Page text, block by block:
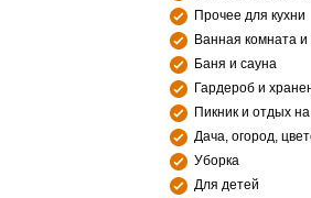
Прочее для кухни
Ванная комната и
Баня и сауна
Гардероб и
Пикник и отдых
Дача, огород,
Уборка
Для детей